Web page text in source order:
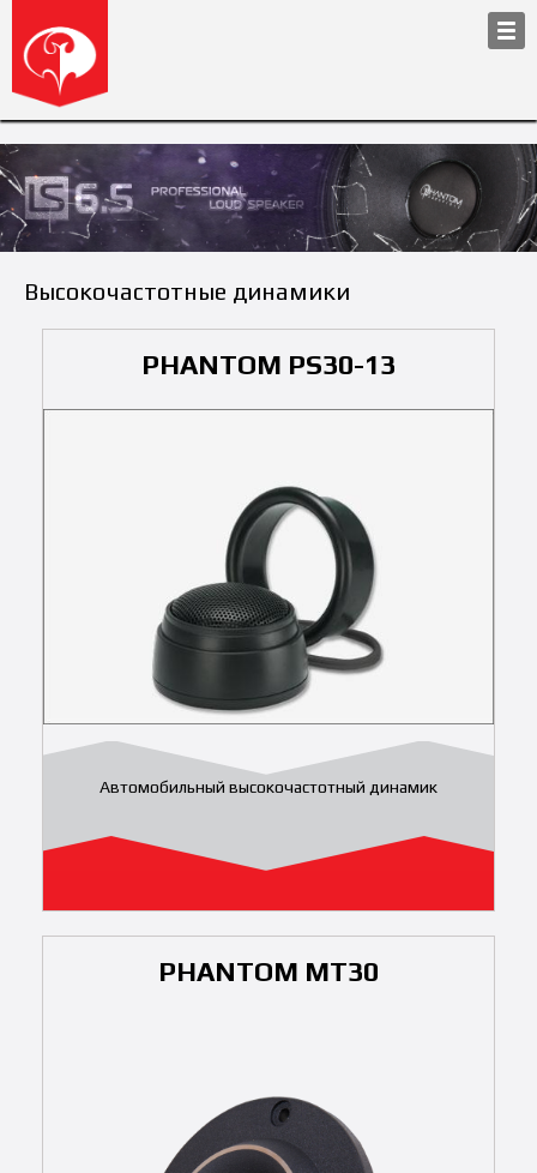
Высокочастотные динамики
PHANTOM PS30-13
Автомобильный высокочастотный динамик
PHANTOM MT30